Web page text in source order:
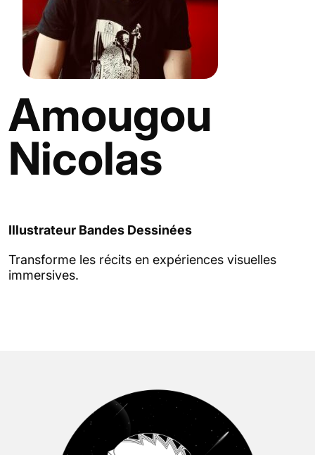
Amougou
Nicolas
Illustrateur Bandes Dessinées
Transforme les récits en expériences visuelles
immersives.